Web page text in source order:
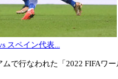
スペイン代表...
で行なわれた「2022 FIFAワ